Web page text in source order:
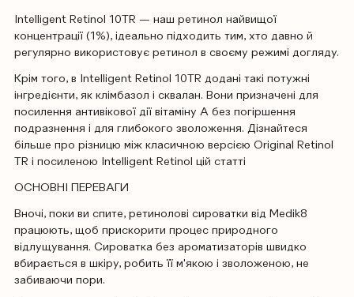
Intelligent Retinol 10TR — наш ретинол найвищої
концентрації (1%), ідеально підходить тим, хто давно й
регулярно використовує ретинол в своєму режимі догляду.
Крім того, в Intelligent Retinol 10TR додані такі потужні
інгредієнти, як клімбазол і сквалан. Вони призначені для
посилення антивікової дії вітаміну А без погіршення
подразнення і для глибокого зволоження. Дізнайтеся
більше про різницю між класичною версією Original Retinol
TR і посиленою Intelligent Retinol цій статті
ОСНОВНІ ПЕРЕВАГИ
Вночі, поки ви спите, ретинолові сироватки від Medik8
працюють, щоб прискорити процес природного
відлущування. Сироватка без ароматизаторів швидко
вбирається в шкіру, робить її м'якою і зволоженою, не
забиваючи пори.